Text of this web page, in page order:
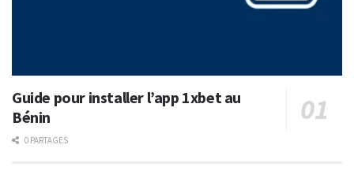
Guide pour installer l’app 1xbet au
Bénin
0 PARTAGES